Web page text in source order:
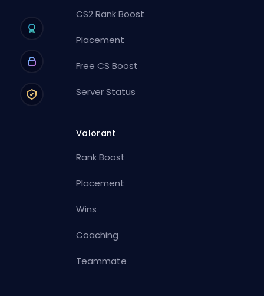
CS2 Rank Boost
Placement
Free CS Boost
Server Status
Valorant
Rank Boost
Placement
Wins
Coaching
Teammate